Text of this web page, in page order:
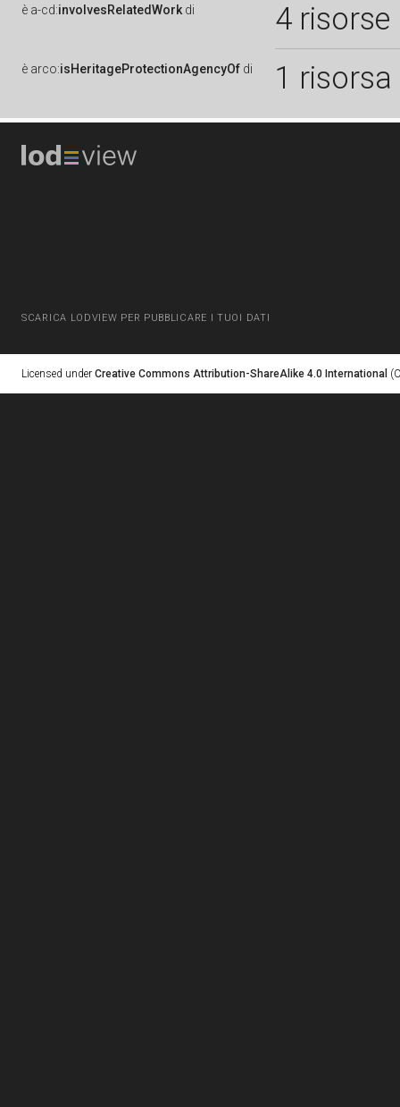
è a-cd:involvesRelatedWork di 4 risorse
è arco:isHeritageProtectionAgencyOf di 1 risorsa
SCARICA LODVIEW PER PUBBLICARE I TUOI DATI
Licensed under Creative Commons Attribution-ShareAlike 4.0 International